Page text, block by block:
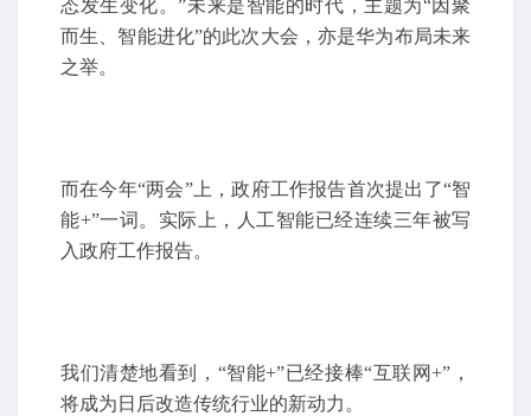
态发生变化。”未来是智能的时代，主题为“因聚
而生、智能进化”的此次大会，亦是华为布局未来
之举。
而在今年“两会”上，政府工作报告首次提出了“智
能+”一词。实际上，人工智能已经连续三年被写
入政府工作报告。
我们清楚地看到，“智能+”已经接棒“互联网+”，
将成为日后改造传统行业的新动力。